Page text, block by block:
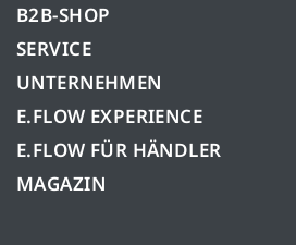
B2B-SHOP
SERVICE
UNTERNEHMEN
E.FLOW EXPERIENCE
E.FLOW FÜR HÄNDLER
MAGAZIN